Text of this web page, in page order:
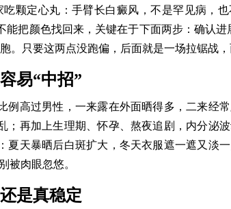
颗定心丸：手臂长白癜风，不是罕见病，
能把颜色找回来，关键在于下面两步：确认
只要这两点没跑偏，后面就是一场拉锯战，
易“中招”
例高过男性，一来露在外面晒得多，二来经
；再加上生理期、怀孕、熬夜追剧，内分泌
夏天暴晒后白斑扩大，冬天衣服遮一遮又淡
被肉眼忽悠。
是真稳定